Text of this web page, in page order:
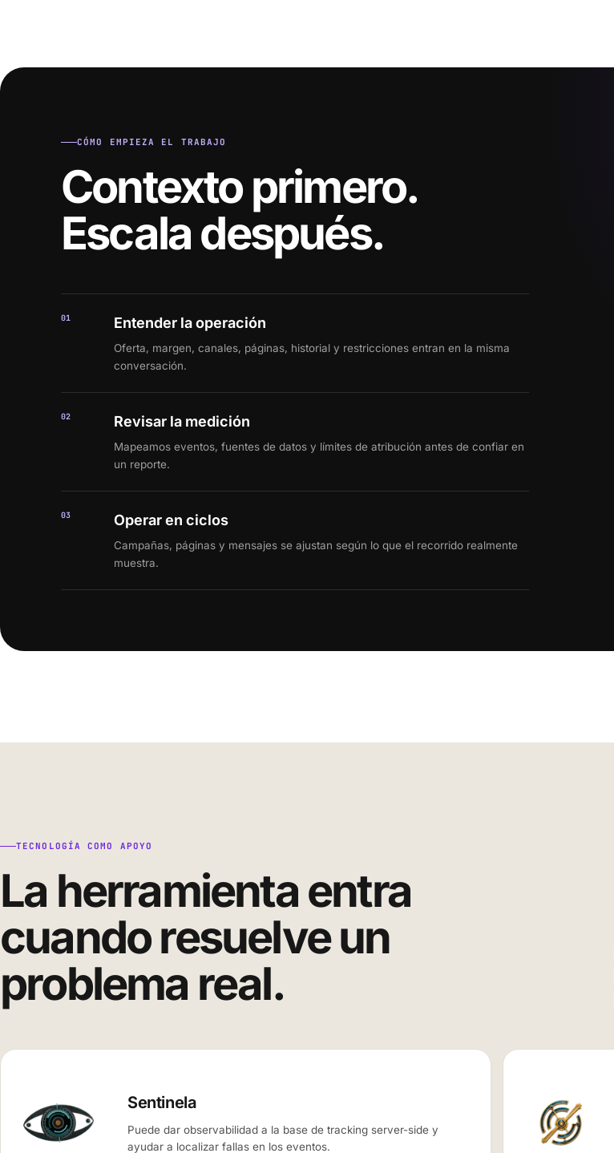
CÓMO EMPIEZA EL TRABAJO
Contexto primero.
Escala después.
01 Entender la operación
Oferta, margen, canales, páginas, historial y restricciones entran en la misma
conversación.
02 Revisar la medición
Mapeamos eventos, fuentes de datos y límites de atribución antes de confiar en
un reporte.
03 Operar en ciclos
Campañas, páginas y mensajes se ajustan según lo que el recorrido realmente
muestra.
TECNOLOGÍA COMO APOYO
La herramienta entra
cuando resuelve un
problema real.
Sentinela
Puede dar observabilidad a la base de tracking server-side y
ayudar a localizar fallas en los eventos.